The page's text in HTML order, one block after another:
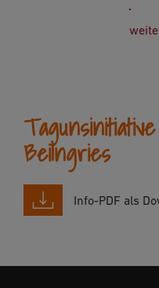
Beilngries
Info-PDF als